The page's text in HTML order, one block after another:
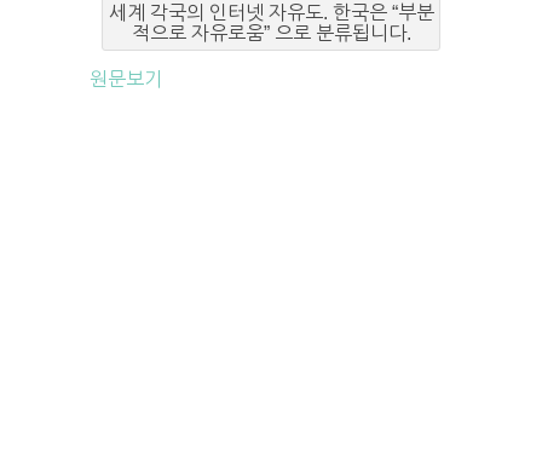
세계 각국의 인터넷 자유도. 한국은 “부분
적으로 자유로움” 으로 분류됩니다.
원문보기